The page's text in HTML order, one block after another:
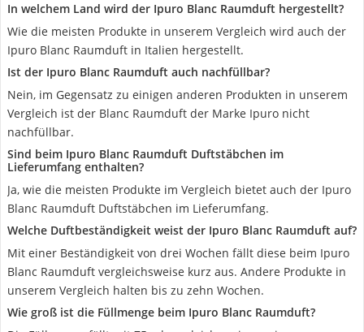
In welchem Land wird der Ipuro Blanc Raumduft hergestellt?
Wie die meisten Produkte in unserem Vergleich wird auch der
Ipuro Blanc Raumduft in Italien hergestellt.
Ist der Ipuro Blanc Raumduft auch nachfüllbar?
Nein, im Gegensatz zu einigen anderen Produkten in unserem
Vergleich ist der Blanc Raumduft der Marke Ipuro nicht
nachfüllbar.
Sind beim Ipuro Blanc Raumduft Duftstäbchen im
Lieferumfang enthalten?
Ja, wie die meisten Produkte im Vergleich bietet auch der Ipuro
Blanc Raumduft Duftstäbchen im Lieferumfang.
Welche Duftbeständigkeit weist der Ipuro Blanc Raumduft auf?
Mit einer Beständigkeit von drei Wochen fällt diese beim Ipuro
Blanc Raumduft vergleichsweise kurz aus. Andere Produkte in
unserem Vergleich halten bis zu zehn Wochen.
Wie groß ist die Füllmenge beim Ipuro Blanc Raumduft?